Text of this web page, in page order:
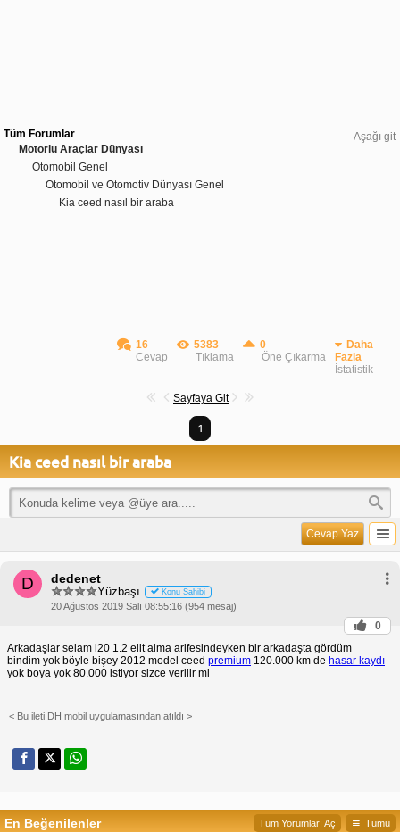
Aşağı git
Tüm Forumlar
Motorlu Araçlar Dünyası
Otomobil Genel
Otomobil ve Otomotiv Dünyası Genel
Kia ceed nasıl bir araba
16
Cevap
5383
Tıklama
0
Öne Çıkarma
Daha
Fazla
İstatistik
Sayfaya Git
1
Kia ceed nasıl bir araba
Cevap Yaz
D dedenet
Yüzbaşı Konu Sahibi
20 Ağustos 2019 Salı 08:55:16 (954 mesaj)
0
Arkadaşlar selam i20 1.2 elit alma arifesindeyken bir arkadaşta gördüm
bindim yok böyle bişey 2012 model ceed premium 120.000 km de hasar kaydı
yok boya yok 80.000 istiyor sizce verilir mi
< Bu ileti DH mobil uygulamasından atıldı >
En Beğenilenler Tümü
Tüm Yorumları Aç